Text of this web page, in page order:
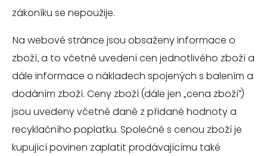
zákoníku se nepoužije.
Na webové stránce jsou obsaženy informace o
zboží, a to včetně uvedení cen jednotlivého zboží a
dále informace o nákladech spojených s balením a
dodáním zboží. Ceny zboží (dále jen „cena zboží“)
jsou uvedeny včetně daně z přidané hodnoty a
recyklačního poplatku. Společně s cenou zboží je
kupující povinen zaplatit prodávajícímu také